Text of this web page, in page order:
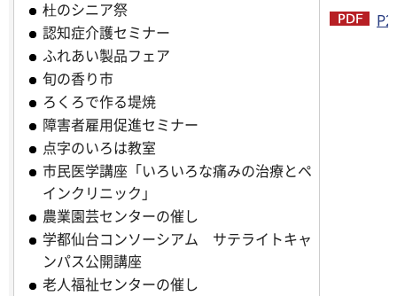
杜のシニア祭
認知症介護セミナー
ふれあい製品フェア
旬の香り市
ろくろで作る堤焼
障害者雇用促進セミナー
点字のいろは教室
市民医学講座「いろいろな痛みの治療とペ
インクリニック」
農業園芸センターの催し
学都仙台コンソーシアム サテライトキャ
ンパス公開講座
老人福祉センターの催し